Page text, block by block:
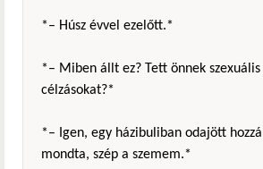
*– Húsz évvel ezelőtt.*
*– Miben állt ez? Tett önnek
célzásokat?*
*– Igen, egy házibuliban odajött
mondta, szép a szemem.*